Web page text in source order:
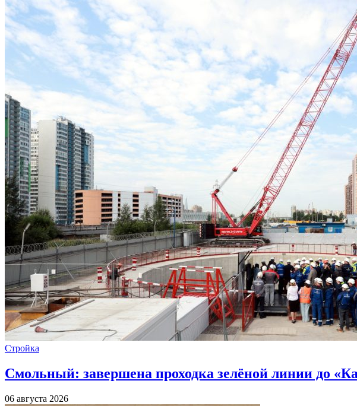
Стройка
Смольный: завершена проходка зелёной линии до
06 августа 2026